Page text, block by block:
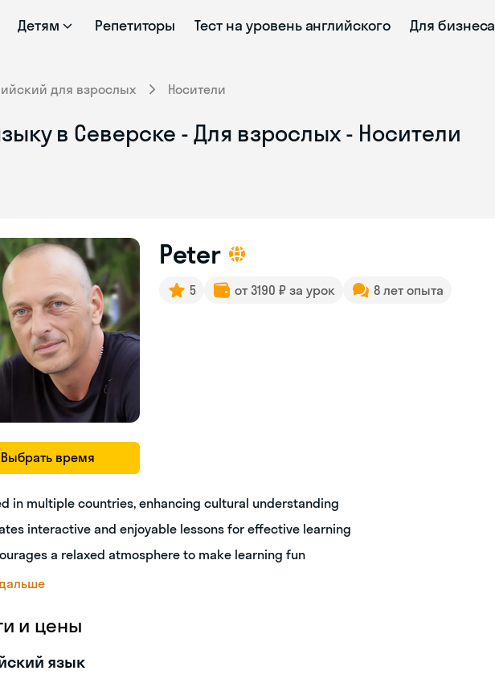
Детям Репетиторы Тест на уровень английского Для бизнеса
для взрослых Носители
в Северске - Для взрослых - Носители
Выбрать время
Peter
5 от 3190 ₽ за урок 8 лет опыта
in multiple countries, enhancing cultural understanding
interactive and enjoyable lessons for effective learning
a relaxed atmosphere to make learning fun
и цены
язык